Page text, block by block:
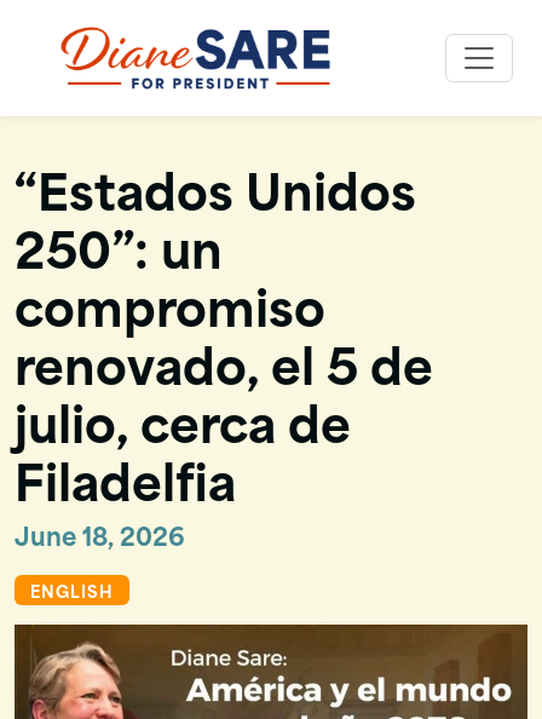
content
Diane Sare
“Estados Unidos
250”: un
compromiso
renovado, el 5 de
julio, cerca de
Filadelfia
June 18, 2026
ENGLISH